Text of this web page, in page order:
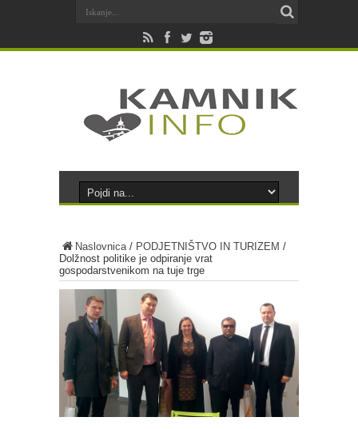
Naslovnica/ PODJETNIŠTVO IN TURIZEM /
Dolžnost politike je odpiranje vrat
gospodarstvenikom na tuje trge